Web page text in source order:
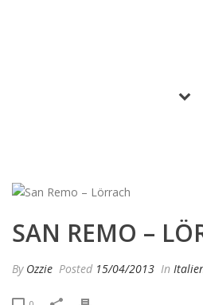
SAN REMO –
By Ozzie Posted 15/04/2013 In